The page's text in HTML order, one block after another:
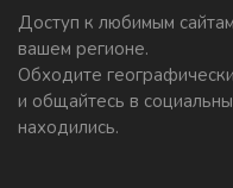
Доступ к любимым
вашем регионе.
Обходите
и общайтесь в
находились.